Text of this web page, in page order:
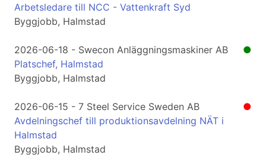
Arbetsledare till NCC - Vattenkraft Syd
Byggjobb, Halmstad
●
2026-06-18 - Swecon Anläggningsmaskiner AB
Platschef, Halmstad
Byggjobb, Halmstad
●
2026-06-15 - 7 Steel Service Sweden AB
Avdelningschef till produktionsavdelning NÄT i
Halmstad
Byggjobb, Halmstad